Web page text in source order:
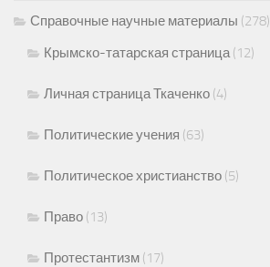
Справочные научные материалы (278)
Крымско-татарская страница(12)
Личная страница Ткаченко (4)
Политические учения (63)
Политическое христианство (5)
Право (13)
Протестантизм (17)